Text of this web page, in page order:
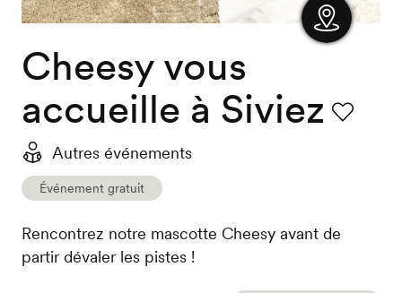
Cheesy vous
accueille à Siviez
Autres événements
Événement gratuit
Rencontrez notre mascotte Cheesy avant de
partir dévaler les pistes !